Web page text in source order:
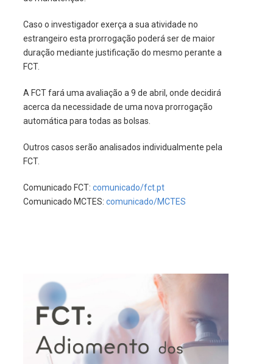
Caso o investigador exerça a sua atividade no
estrangeiro esta prorrogação poderá ser de maior
duração mediante justificação do mesmo perante a
FCT.
A FCT fará uma avaliação a 9 de abril, onde decidirá
acerca da necessidade de uma nova prorrogação
automática para todas as bolsas.
Outros casos serão analisados individualmente pela
FCT.
Comunicado FCT: comunicado/fct.pt
Comunicado MCTES: comunicado/MCTES